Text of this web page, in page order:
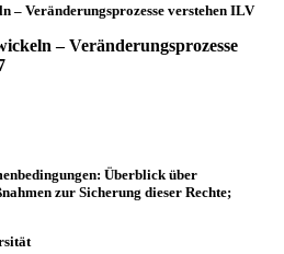
– Veränderungsprozesse verstehen ILV
– Veränderungsprozesse
Überblick über
zur Sicherung dieser Rechte;